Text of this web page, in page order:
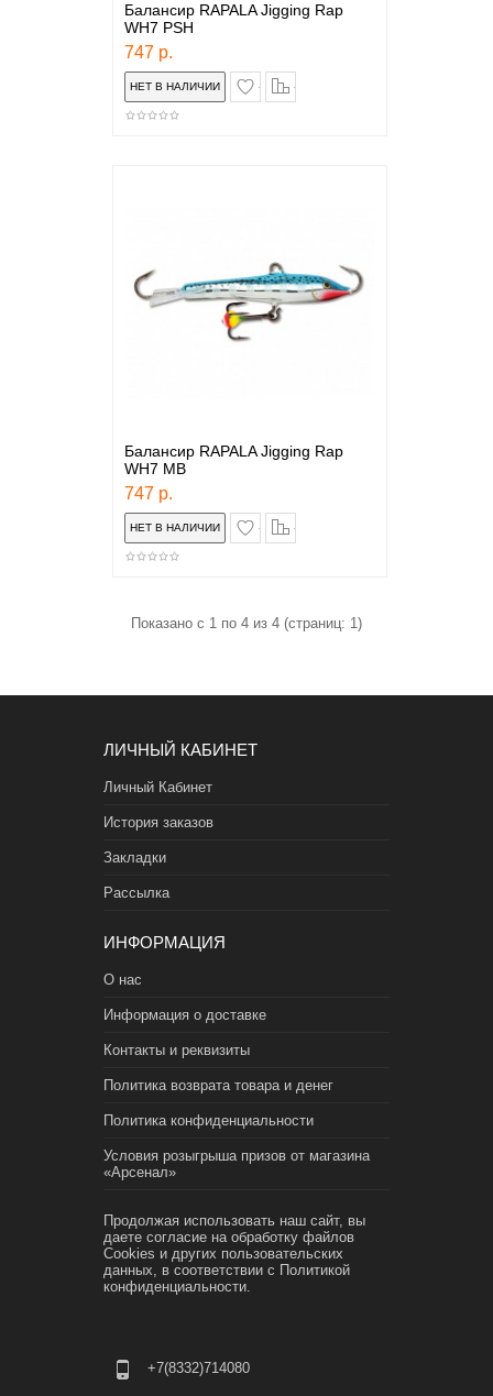
Балансир RAPALA Jigging Rap
WH7 PSH
747 р.
в закладки
Балансир RAPALA Jigging Rap
WH7 MB
747 р.
в закладки
Показано с 1 по 4 из 4 (страниц: 1)
ЛИЧНЫЙ КАБИНЕТ
Личный Кабинет
История заказов
Закладки
Рассылка
ИНФОРМАЦИЯ
О нас
Информация о доставке
Контакты и реквизиты
Политика возврата товара и денег
Политика конфиденциальности
Условия розыгрыша призов от магазина
«Арсенал»
Продолжая использовать наш сайт, вы
даете согласие на обработку файлов
Cookies и других пользовательских
данных, в соответствии с Политикой
конфиденциальности.
+7(8332)714080